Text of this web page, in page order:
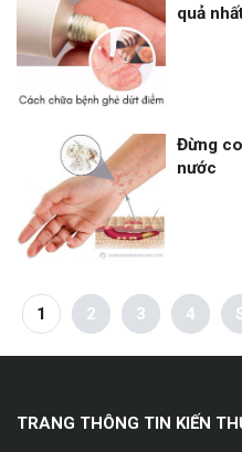
quả
Đừng
nước
1 2 3 4
TRANG THÔNG TIN KIẾN